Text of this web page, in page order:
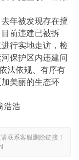
年被发现存在擅
前违建已被拆
行实地走访，检
保护区内违建问
法依规、有序有
美丽的生态环
浩浩
联系客服删除链接！